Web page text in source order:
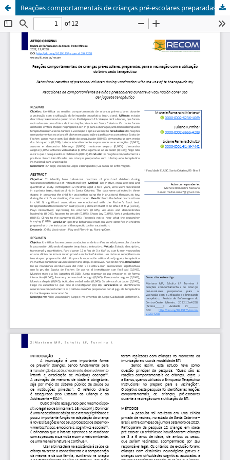
Reações comportamentais de crianças pré-escolares preparadas para a vacinação com a utilização do brinquedo terapêutico